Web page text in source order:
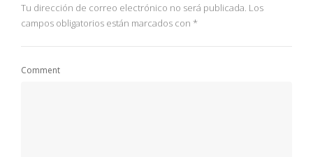
Tu dirección de correo electrónico no será publicada. Los
campos obligatorios están marcados con *
Comment